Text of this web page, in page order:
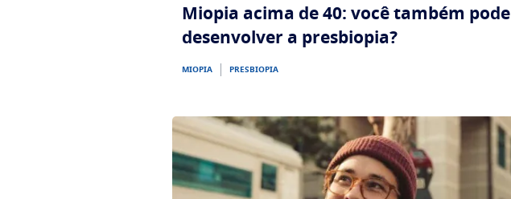
Miopia acima de 40: você também pode
desenvolver a presbiopia?
MIOPIA PRESBIOPIA